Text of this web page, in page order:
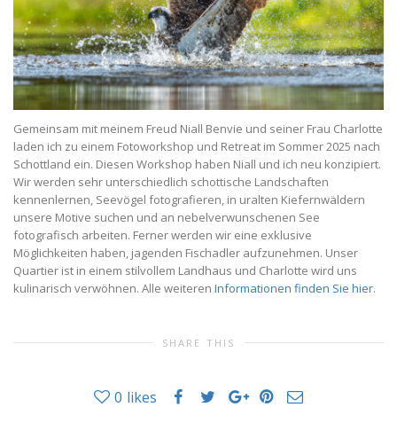
Gemeinsam mit meinem Freud Niall Benvie und seiner Frau Charlotte
laden ich zu einem Fotoworkshop und Retreat im Sommer 2025 nach
Schottland ein. Diesen Workshop haben Niall und ich neu konzipiert.
Wir werden sehr unterschiedlich schottische Landschaften
kennenlernen, Seevögel fotografieren, in uralten Kiefernwäldern
unsere Motive suchen und an nebelverwunschenen See
fotografisch arbeiten. Ferner werden wir eine exklusive
Möglichkeiten haben, jagenden Fischadler aufzunehmen. Unser
Quartier ist in einem stilvollem Landhaus und Charlotte wird uns
kulinarisch verwöhnen. Alle weiteren Informationen finden Sie hier.
SHARE THIS
0 likes